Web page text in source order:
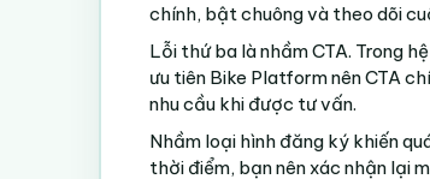
chính, bật chuông và theo dõi
Lỗi thứ ba là nhầm CTA. Trong
ưu tiên Bike Platform nên CTA
nhu cầu khi được tư vấn.
Nhầm loại hình đăng ký khiến
thời điểm, bạn nên xác nhận lại